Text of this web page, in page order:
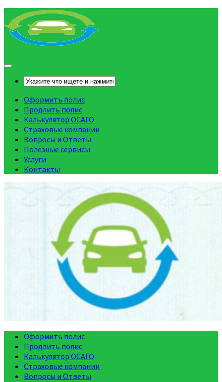
Оформить полис
Продлить полис
Калькулятор ОСАГО
Страховые компании
Вопросы и Ответы
Полезные сервисы
Услуги
Контакты
Оформить полис
Продлить полис
Калькулятор ОСАГО
Страховые компании
Вопросы и Ответы